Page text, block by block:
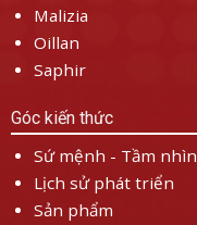
Malizia
Oillan
Saphir
Góc kiến thức
Sứ mệnh - Tầm nhìn
Lịch sử phát triển
Sản phẩm